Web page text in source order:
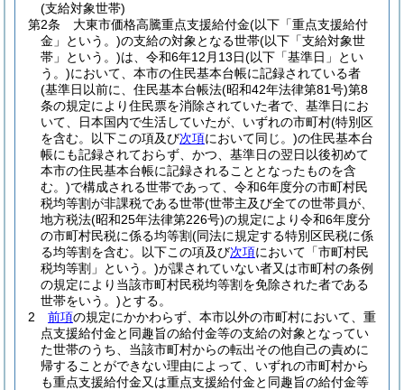
(支給対象世帯)
第2条
大東市価格高騰重点支援給付金(以下「重点支援給付
金」という。)の支給の対象となる世帯(以下「支給対象世
帯」という。)は、令和6年12月13日(以下「基準日」とい
う。)において、本市の住民基本台帳に記録されている者
(基準日以前に、住民基本台帳法(昭和42年法律第81号)第8
条の規定により住民票を消除されていた者で、基準日にお
いて、日本国内で生活していたが、いずれの市町村(特別区
を含む。以下この項及び次項において同じ。)の住民基本台
帳にも記録されておらず、かつ、基準日の翌日以後初めて
本市の住民基本台帳に記録されることとなったものを含
む。)で構成される世帯であって、令和6年度分の市町村民
税均等割が非課税である世帯(世帯主及び全ての世帯員が、
地方税法(昭和25年法律第226号)の規定により令和6年度分
の市町村民税に係る均等割(同法に規定する特別区民税に係
る均等割を含む。以下この項及び次項において「市町村民
税均等割」という。)が課されていない者又は市町村の条例
の規定により当該市町村民税均等割を免除された者である
世帯をいう。)とする。
2
前項の規定にかかわらず、本市以外の市町村において、重
点支援給付金と同趣旨の給付金等の支給の対象となってい
た世帯のうち、当該市町村からの転出その他自己の責めに
帰することができない理由によって、いずれの市町村から
も重点支援給付金又は重点支援給付金と同趣旨の給付金等